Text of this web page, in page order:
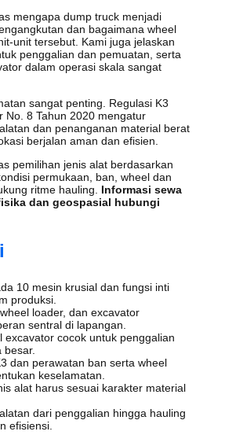
mengapa dump truck menjadi
dan bagaimana wheel
unit tersebut. Kami juga jelaskan
penggalian dan pemuatan, serta
dalam operasi skala sangat
sangat penting. Regulasi K3
No. 8 Tahun 2020 mengatur
dan penanganan material berat
berjalan aman dan efisien.
pemilihan jenis alat berdasarkan
permukaan, ban, wheel dan
ritme hauling. Informasi sewa
dan geospasial hubungi
10 mesin krusial dan fungsi inti
produksi.
loader, dan excavator
sentral di lapangan.
excavator cocok untuk penggalian
besar.
dan perawatan ban serta wheel
keselamatan.
alat harus sesuai karakter material
dari penggalian hingga hauling
efisiensi.